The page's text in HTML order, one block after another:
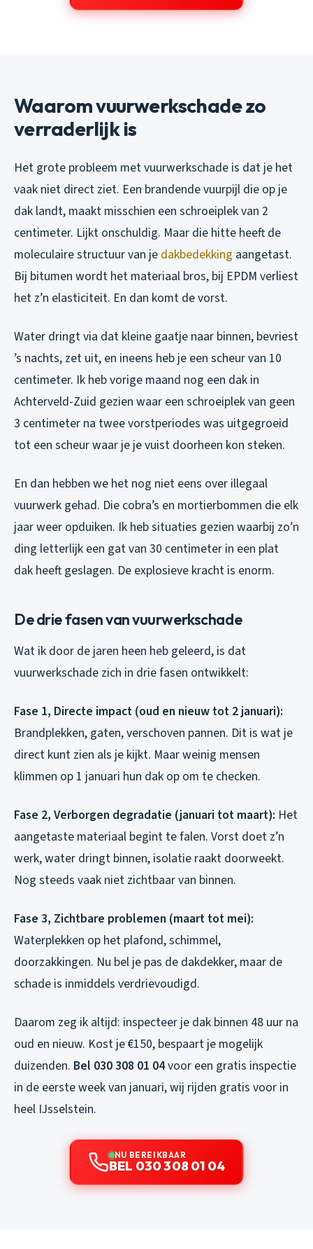
Waarom vuurwerkschade zo
verraderlijk is
Het grote probleem met vuurwerkschade is dat je het
vaak niet direct ziet. Een brandende vuurpijl die op je
dak landt, maakt misschien een schroeiplek van 2
centimeter. Lijkt onschuldig. Maar die hitte heeft de
moleculaire structuur van je dakbedekking aangetast.
Bij bitumen wordt het materiaal bros, bij EPDM verliest
het z’n elasticiteit. En dan komt de vorst.
Water dringt via dat kleine gaatje naar binnen, bevriest
’s nachts, zet uit, en ineens heb je een scheur van 10
centimeter. Ik heb vorige maand nog een dak in
Achterveld-Zuid gezien waar een schroeiplek van geen
3 centimeter na twee vorstperiodes was uitgegroeid
tot een scheur waar je je vuist doorheen kon steken.
En dan hebben we het nog niet eens over illegaal
vuurwerk gehad. Die cobra’s en mortierbommen die elk
jaar weer opduiken. Ik heb situaties gezien waarbij zo’n
ding letterlijk een gat van 30 centimeter in een plat
dak heeft geslagen. De explosieve kracht is enorm.
De drie fasen van vuurwerkschade
Wat ik door de jaren heen heb geleerd, is dat
vuurwerkschade zich in drie fasen ontwikkelt:
Fase 1, Directe impact (oud en nieuw tot 2 januari):
Brandplekken, gaten, verschoven pannen. Dit is wat je
direct kunt zien als je kijkt. Maar weinig mensen
klimmen op 1 januari hun dak op om te checken.
Fase 2, Verborgen degradatie (januari tot maart): Het
aangetaste materiaal begint te falen. Vorst doet z’n
werk, water dringt binnen, isolatie raakt doorweekt.
Nog steeds vaak niet zichtbaar van binnen.
Fase 3, Zichtbare problemen (maart tot mei):
Waterplekken op het plafond, schimmel,
doorzakkingen. Nu bel je pas de dakdekker, maar de
schade is inmiddels verdrievoudigd.
Daarom zeg ik altijd: inspecteer je dak binnen 48 uur na
oud en nieuw. Kost je €150, bespaart je mogelijk
duizenden. Bel 030 308 01 04voor een gratis inspectie
in de eerste week van januari, wij rijden gratis voor in
heel IJsselstein.
NU BEREIKBAAR
BEL 030 308 01 04